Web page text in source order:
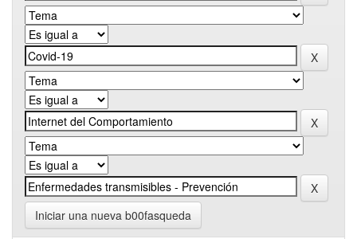
Iniciar una nueva b00fasqueda